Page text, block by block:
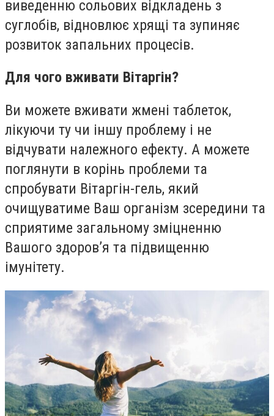
виведенню сольових відкладень з
суглобів, відновлює хрящі та зупиняє
розвиток запальних процесів.
Для чого вживати Вітаргін?
Ви можете вживати жмені таблеток,
лікуючи ту чи іншу проблему і не
відчувати належного ефекту. А можете
поглянути в корінь проблеми та
спробувати Вітаргін-гель, який
очищуватиме Ваш організм зсередини та
сприятиме загальному зміцненню
Вашого здоров’я та підвищенню
імунітету.